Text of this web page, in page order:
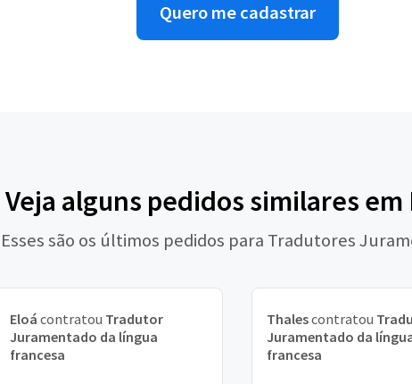
Quero me cadastrar
Veja alguns pedidos similares
Esses são os últimos pedidos para Tradutores
Eloá contratou Tradutor
Juramentado da língua
francesa
Thalescontratou
Juramentado da
francesa